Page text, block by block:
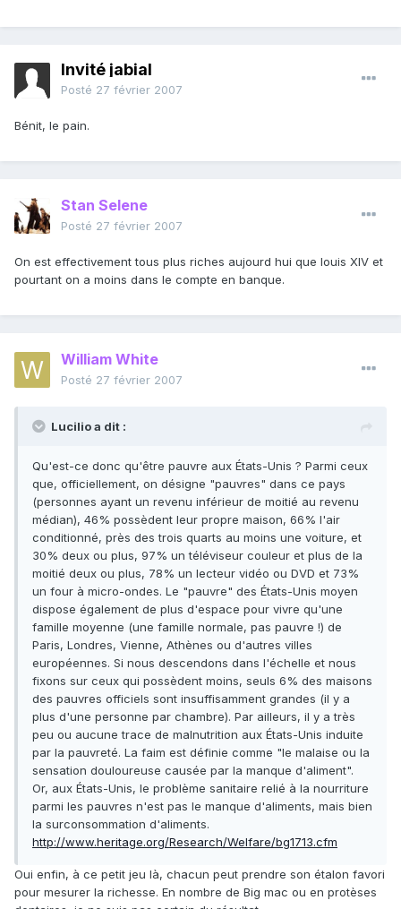
Invité jabial
Posté 27 février 2007
Bénit, le pain.
Stan Selene
Posté 27 février 2007
On est effectivement tous plus riches aujourd hui que louis XIV et
pourtant on a moins dans le compte en banque.
William White
Posté 27 février 2007
Lucilio a dit :
Qu'est-ce donc qu'être pauvre aux États-Unis ? Parmi ceux
que, officiellement, on désigne "pauvres" dans ce pays
(personnes ayant un revenu inférieur de moitié au revenu
médian), 46% possèdent leur propre maison, 66% l'air
conditionné, près des trois quarts au moins une voiture, et
30% deux ou plus, 97% un téléviseur couleur et plus de la
moitié deux ou plus, 78% un lecteur vidéo ou DVD et 73%
un four à micro-ondes. Le "pauvre" des États-Unis moyen
dispose également de plus d'espace pour vivre qu'une
famille moyenne (une famille normale, pas pauvre !) de
Paris, Londres, Vienne, Athènes ou d'autres villes
européennes. Si nous descendons dans l'échelle et nous
fixons sur ceux qui possèdent moins, seuls 6% des maisons
des pauvres officiels sont insuffisamment grandes (il y a
plus d'une personne par chambre). Par ailleurs, il y a très
peu ou aucune trace de malnutrition aux États-Unis induite
par la pauvreté. La faim est définie comme "le malaise ou la
sensation douloureuse causée par la manque d'aliment".
Or, aux États-Unis, le problème sanitaire relié à la nourriture
parmi les pauvres n'est pas le manque d'aliments, mais bien
la surconsommation d'aliments.
http://www.heritage.org/Research/Welfare/bg1713.cfm
Oui enfin, à ce petit jeu là, chacun peut prendre son étalon favori
pour mesurer la richesse. En nombre de Big mac ou en protèses